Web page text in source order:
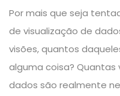
Por mais que seja
de visualização de
visões, quantos
alguma coisa?
dados são realmente